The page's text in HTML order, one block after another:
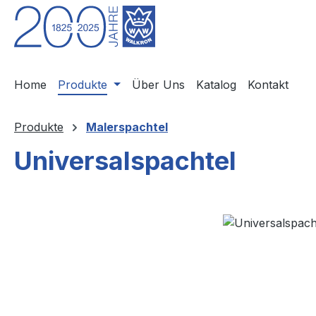
Hauptinhalt springen
Zur Suche springen
Zur Hauptnavigation springen
Home Produkte Über Uns Katalog Kontakt
Produkte Malerspachtel
Universalspachtel